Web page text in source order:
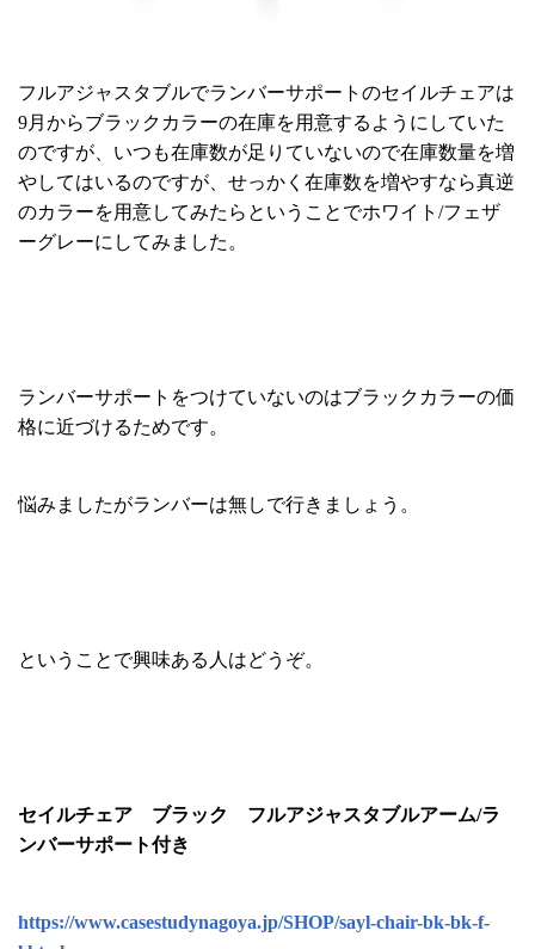
フルアジャスタブルでランバーサポートのセイルチェアは
9月からブラックカラーの在庫を用意するようにしていた
のですが、いつも在庫数が足りていないので在庫数量を増
やしてはいるのですが、せっかく在庫数を増やすなら真逆
のカラーを用意してみたらということでホワイト/フェザ
ーグレーにしてみました。
ランバーサポートをつけていないのはブラックカラーの価
格に近づけるためです。
悩みましたがランバーは無しで行きましょう。
ということで興味ある人はどうぞ。
セイルチェア ブラック フルアジャスタブルアーム/ラ
ンバーサポート付き
https://www.casestudynagoya.jp/SHOP/sayl-chair-bk-bk-f-